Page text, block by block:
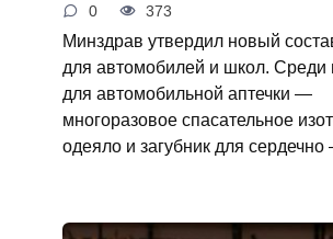
0 373
Минздрав утвердил новый
для автомобилей и школ. Среди
для автомобильной аптечки —
многоразовое спасательное
одеяло и загубник для